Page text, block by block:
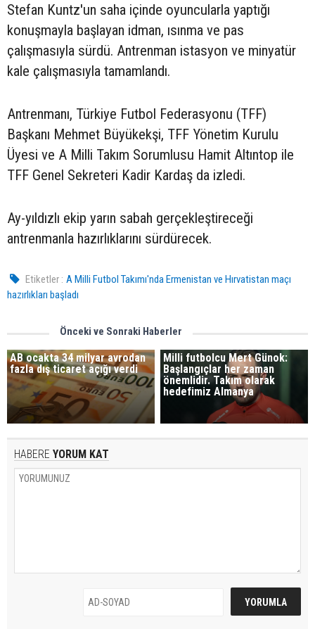
Stefan Kuntz'un saha içinde oyuncularla yaptığı
konuşmayla başlayan idman, ısınma ve pas
çalışmasıyla sürdü. Antrenman istasyon ve minyatür
kale çalışmasıyla tamamlandı.
Antrenmanı, Türkiye Futbol Federasyonu (TFF)
Başkanı Mehmet Büyükekşi, TFF Yönetim Kurulu
Üyesi ve A Milli Takım Sorumlusu Hamit Altıntop ile
TFF Genel Sekreteri Kadir Kardaş da izledi.
Ay-yıldızlı ekip yarın sabah gerçekleştireceği
antrenmanla hazırlıklarını sürdürecek.
Etiketler : A Milli Futbol Takımı'nda Ermenistan ve Hırvatistan maçı
hazırlıkları başladı
Önceki ve Sonraki Haberler
AB ocakta 34 milyar avrodan
fazla dış ticaret açığı verdi
Milli futbolcu Mert Günok:
Başlangıçlar her zaman
önemlidir. Takım olarak
hedefimiz Almanya
HABERE YORUM KAT